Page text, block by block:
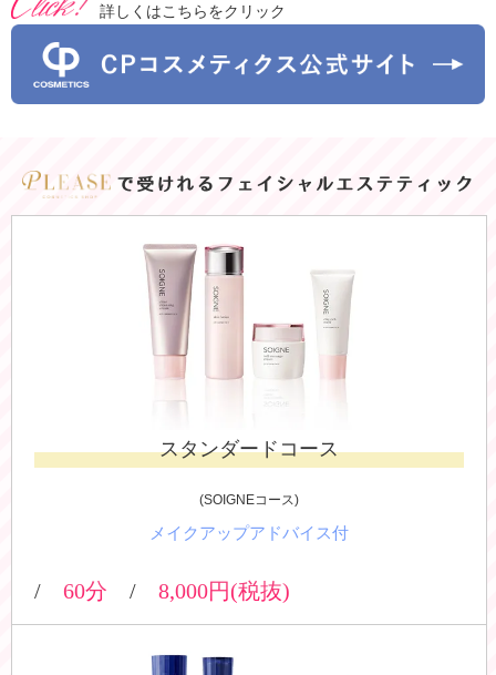
詳しくはこちらをクリック
で受けれるフェイシャルエステティック
スタンダードコース
(SOIGNEコース)
メイクアップアドバイス付
/ 60分 / 8,000円(税抜)